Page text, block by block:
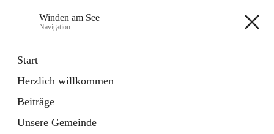
Winden am See
Navigation
Start
Herzlich willkommen
Beiträge
Unsere Gemeinde
Externe Webseite
in
Tab
Bebauungsplan
öffnet